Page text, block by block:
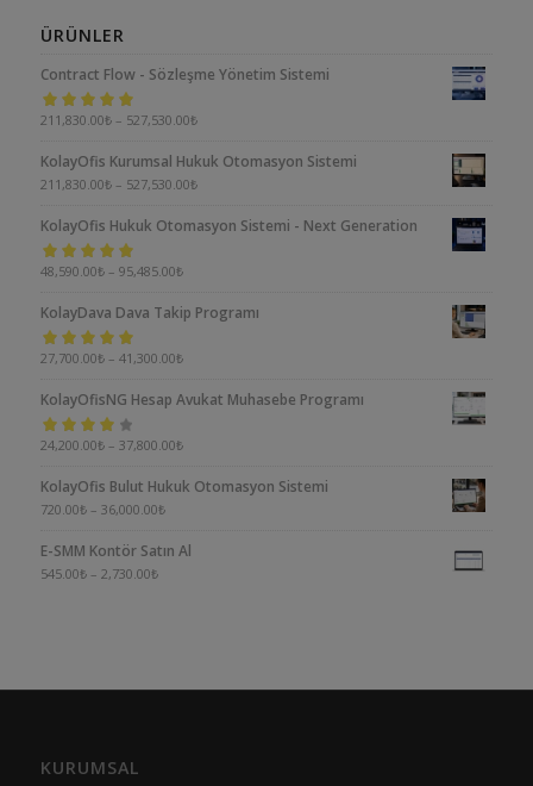
ÜRÜNLER
Contract Flow - Sözleşme Yönetim Sistemi
5 üzerinden
211,830.00₺ – 527,530.00₺
KolayOfis Kurumsal Hukuk Otomasyon Sistemi
211,830.00₺ – 527,530.00₺
KolayOfis Hukuk Otomasyon Sistemi - Next Generation
5 üzerinden
48,590.00₺ – 95,485.00₺
KolayDava Dava Takip Programı
5 üzerinden
27,700.00₺ – 41,300.00₺
KolayOfisNG Hesap Avukat Muhasebe Programı
5
4.00oy aldı
24,200.00₺ – 37,800.00₺
KolayOfis Bulut Hukuk Otomasyon Sistemi
720.00₺ – 36,000.00₺
E-SMM Kontör Satın Al
545.00₺ – 2,730.00₺
KURUMSAL